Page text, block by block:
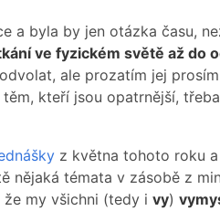
a byla by jen otázka času,
ve fyzickém světě až do
ale prozatím jej
kteří jsou opatrnější,
z května tohoto roku
nějaká témata v zásobě z
my všichni (tedy i vy)